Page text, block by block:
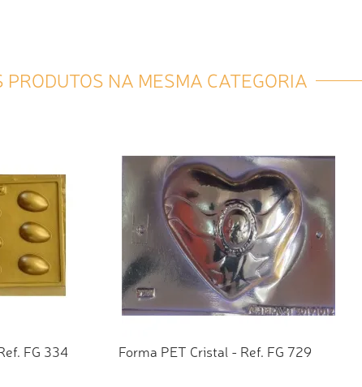
PRODUTOS NA MESMA CATEGORIA
FG 334 Forma PET Cristal - Ref. FG 729